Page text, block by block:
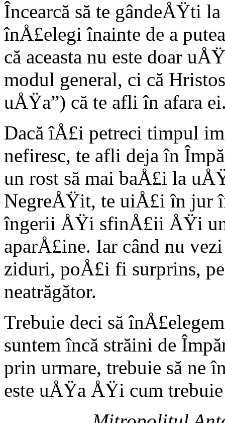
Încearcă să te gândeÅŸti
înÅ£elegi înainte de a
că aceasta nu este doar
modul general, ci că
uÅŸa”) că te afli în afara
Dacă îÅ£i petreci timpul
nefiresc, te afli deja în
un rost să mai baÅ£i la
NegreÅŸit, te uiÅ£i în jur
îngerii ÅŸi sfinÅ£ii ÅŸi
aparÅ£ine. Iar când nu
ziduri, poÅ£i fi surprins,
neatrăgător.
Trebuie deci să
suntem încă străini de
prin urmare, trebuie să ne
este uÅŸa ÅŸi cum trebuie